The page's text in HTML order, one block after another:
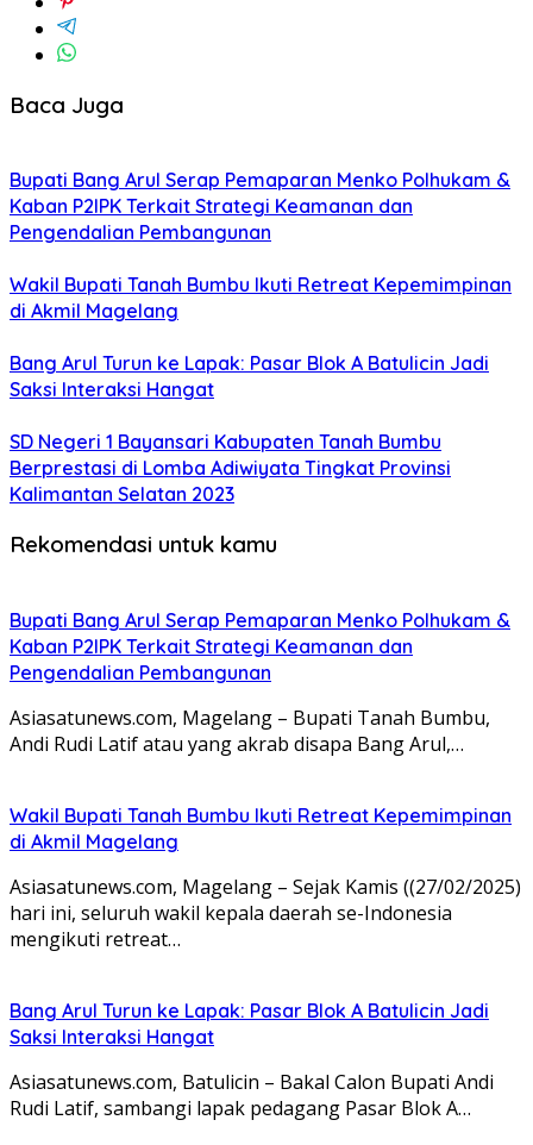
Baca Juga
Bupati Bang Arul Serap Pemaparan Menko Polhukam &
Kaban P2IPK Terkait Strategi Keamanan dan
Pengendalian Pembangunan
Wakil Bupati Tanah Bumbu Ikuti Retreat Kepemimpinan
di Akmil Magelang
Bang Arul Turun ke Lapak: Pasar Blok A Batulicin Jadi
Saksi Interaksi Hangat
SD Negeri 1 Bayansari Kabupaten Tanah Bumbu
Berprestasi di Lomba Adiwiyata Tingkat Provinsi
Kalimantan Selatan 2023
Rekomendasi untuk kamu
Bupati Bang Arul Serap Pemaparan Menko Polhukam &
Kaban P2IPK Terkait Strategi Keamanan dan
Pengendalian Pembangunan
Asiasatunews.com, Magelang – Bupati Tanah Bumbu,
Andi Rudi Latif atau yang akrab disapa Bang Arul,…
Wakil Bupati Tanah Bumbu Ikuti Retreat Kepemimpinan
di Akmil Magelang
Asiasatunews.com, Magelang – Sejak Kamis ((27/02/2025)
hari ini, seluruh wakil kepala daerah se-Indonesia
mengikuti retreat…
Bang Arul Turun ke Lapak: Pasar Blok A Batulicin Jadi
Saksi Interaksi Hangat
Asiasatunews.com, Batulicin – Bakal Calon Bupati Andi
Rudi Latif, sambangi lapak pedagang Pasar Blok A…